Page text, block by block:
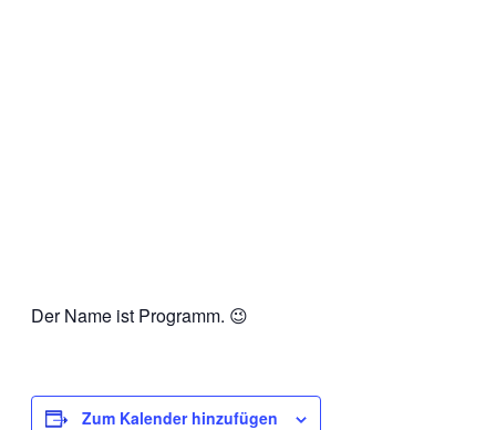
Der Name ist Programm. 😉
Zum Kalender hinzufügen